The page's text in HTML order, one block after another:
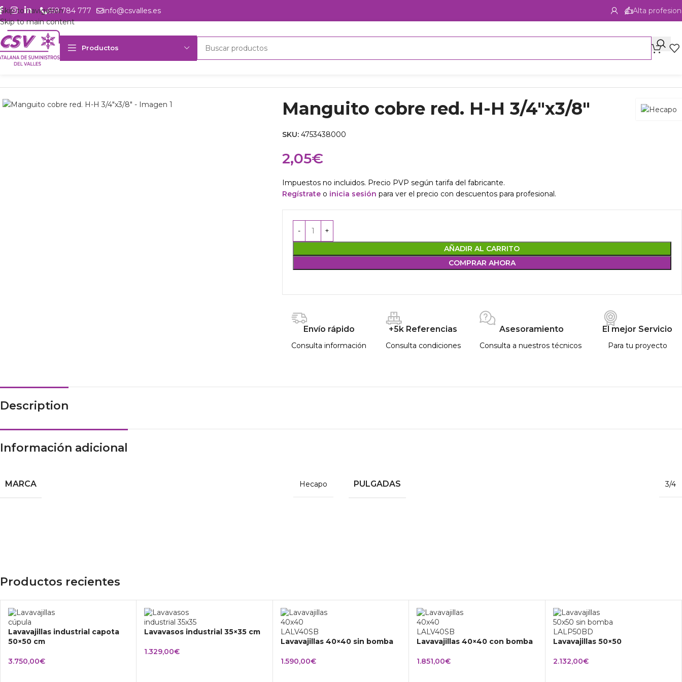
Skip to navigation
Skip to main content
659 784 777 info@csvalles.es Alta
Productos
Inicio Productos
Manguito cobre red. H-H 3/4″x3/8″
SKU: 4753438000
2,05€
Impuestos no incluidos. Precio PVP según tarifa del fabricante.
Regístrateo inicia sesión para ver el precio con descuentos para profesional.
AÑADIR AL CARRITO
COMPRAR AHORA
Envío rápido
Consulta información
+5k Referencias
Consulta condiciones
Asesoramiento
Consulta a nuestros técnicos
El mejor Servicio
Para tu proyecto
Description
Información adicional
MARCA Hecapo PULGADAS 3/4
Productos recientes
Lavavajillas industrial capota
50×50 cm
3.750,00€
Lavavasos industrial 35×35 cm
1.329,00€
Lavavajillas 40×40 sin bomba
1.590,00€
Lavavajillas 40×40 con bomba
1.851,00€
Lavavajillas 50×50
2.132,00€